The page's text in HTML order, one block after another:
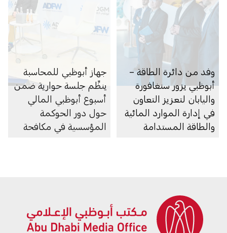
وفد من دائرة الطاقة –
أبوظبي يزور سنغافورة
واليابان لتعزيز التعاون
في إدارة الموارد المائية
والطاقة المستدامة
جهاز أبوظبي للمحاسبة
ينظِّم جلسة حوارية ضمن
أسبوع أبوظبي المالي
حول دور الحوكمة
المؤسسية في مكافحة